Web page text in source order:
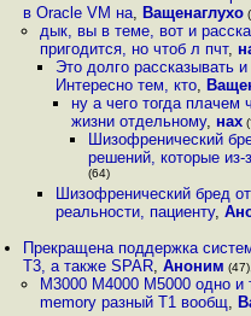
в Oracle VM на, Ващенаглухо
дык, вы в теме, вот и
пригодится, но чтоб л пчт,
Это долго рассказывать
Интересно тем, кто,
ну а чего тогда плачем
жизни отдельному, нах
Шизофренический
решений, которые из-
(64)
Шизофренический бред
реальности, пациенту,
Прекращена поддержка
T3, а также SPAR,Аноним
M3000 M4000 M5000 одно
memory разный T1 вообщ,